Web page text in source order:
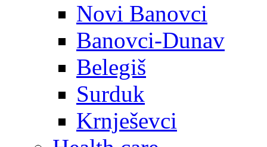
Novi Banovci
Banovci-Dunav
Belegiš
Surduk
Krnješevci